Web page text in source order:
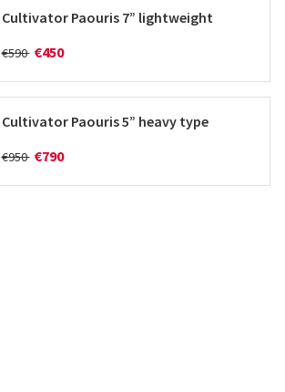
Cultivator Paouris 7” lightweight
€590 €450
Cultivator Paouris 5” heavy type
€950 €790